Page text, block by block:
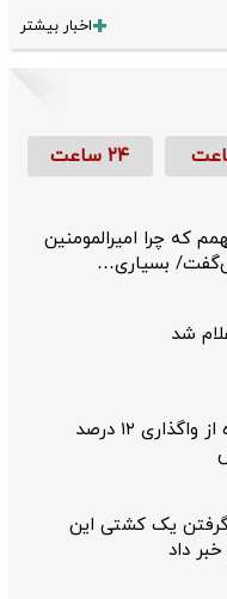
اخبار بیشتر
۲۴ ساعت
که چرا امیرالمومنین
بسیاری…
شد
ناگفته‌های قربانزاده از واگذاری ۱۲ درصد
یک کشتی این
داد